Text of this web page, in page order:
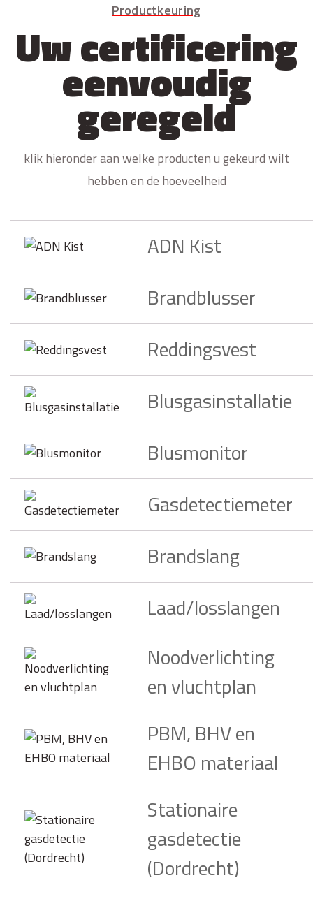
Productkeuring
Uw certificering
eenvoudig
geregeld
klik hieronder aan welke producten u gekeurd wilt
hebben en de hoeveelheid
ADN Kist
Brandblusser
Reddingsvest
Blusgasinstallatie
Blusmonitor
Gasdetectiemeter
Brandslang
Laad/losslangen
Noodverlichting
en vluchtplan
PBM, BHV en
EHBO materiaal
Stationaire
gasdetectie
(Dordrecht)